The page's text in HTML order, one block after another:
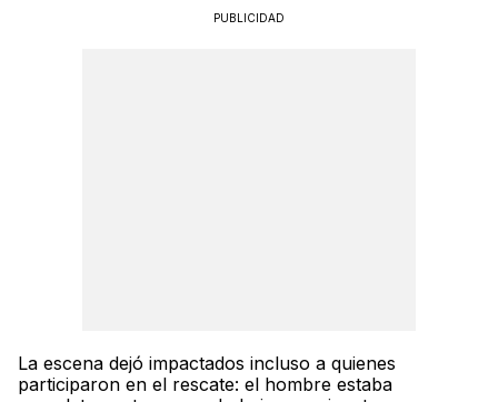
PUBLICIDAD
La escena dejó impactados incluso a quienes
participaron en el rescate: el hombre estaba